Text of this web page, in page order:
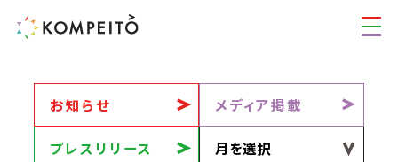
お知らせ メディア掲載
プレスリリース